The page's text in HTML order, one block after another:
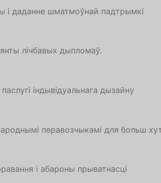
даданне шматмоўнай падтрымкі
лічбавых дыпломаў.
індывідуальнага дызайну
перавозчыкамі для больш
і абароны прыватнасці